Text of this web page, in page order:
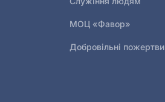
МОЦ «Фавор»
Добровільні пожертви